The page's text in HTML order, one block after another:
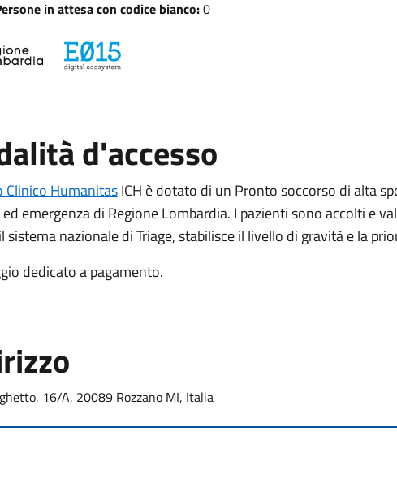
in attesa con codice bianco:0
d'accesso
Clinico HumanitasICH è dotato di un Pronto soccorso di alta
emergenza di Regione Lombardia. I pazienti sono accolti e
sistema nazionale di Triage, stabilisce il livello di gravità e la
dedicato a pagamento.
16/A, 20089 Rozzano MI, Italia